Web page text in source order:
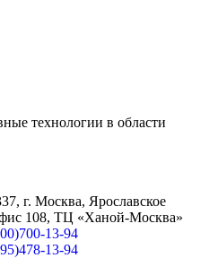
технологии в области
г. Москва, Ярославское
108, ТЦ «Ханой-Москва»
13-94
13-94